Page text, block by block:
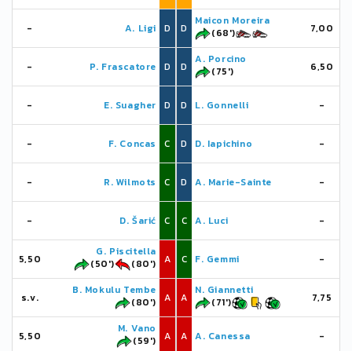
- A. Ligi D
- P. Frascatore D
- E. Suagher D
- F. Concas C
- R. Wilmots C
- D. Šarić C
5,50
G. Piscitella
(50')
(80') A
s.v.
B. Mokulu Tembe
(80')
A
5,50
M. Vano
(59')
A
D
Maicon Moreira
(68')
7,00
D
A. Porcino
(75')
6,50
D L. Gonnelli -
D D. Iapichino -
D A. Marie-Sainte -
C A. Luci -
C F. Gemmi -
A
N. Giannetti
(71')
7,75
A A. Canessa -